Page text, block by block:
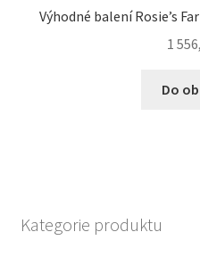
Výhodné balení Rosie’s
1
Do
Kategorie produktu